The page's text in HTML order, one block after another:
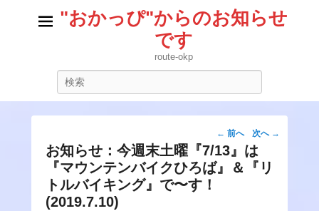
"おかっぴ"からのお知らせ
です
route-okp
投
稿
ナ
← 前へ 次へ →
お知らせ：今週末土曜『7/13』は
『マウンテンバイクひろば』＆『リ
トルバイキング』で〜す！
(2019.7.10)